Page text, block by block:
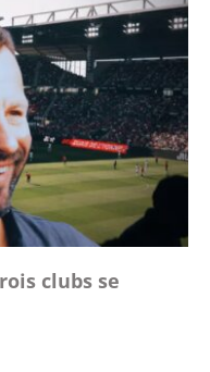
clubs se